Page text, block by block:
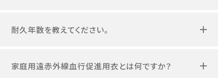
耐久年数を教えてください。
家庭用遠赤外線血行促進用衣とは何ですか？